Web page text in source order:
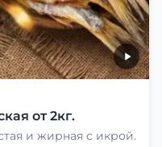
от 2кг.
и жирная с икрой.